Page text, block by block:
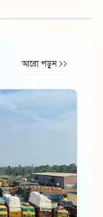
আরো পড়ুন